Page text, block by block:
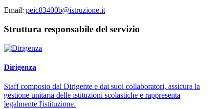
Email: peic83400b@istruzione.it
Struttura responsabile del servizio
Dirigenza
Staff composto dal Dirigente e dai suoi collaboratori, assicura la
gestione unitaria delle istituzioni scolastiche e rappresenta
legalmente l'istituzione.